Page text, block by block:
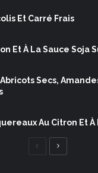
Et Carré Frais
Et À La Sauce Soja
Abricots Secs,
Au Citron Et À
Page